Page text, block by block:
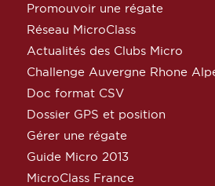
Promouvoir une régate
Réseau MicroClass
Actualités des Clubs Micro
Challenge Auvergne Rhone
Doc format CSV
Dossier GPS et position
Gérer une régate
Guide Micro 2013
MicroClass France